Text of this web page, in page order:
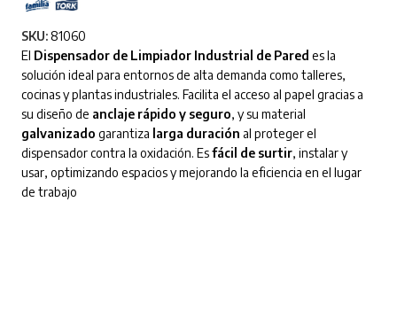
SKU:81060
El Dispensador de Limpiador Industrial de Pared es la
solución ideal para entornos de alta demanda como talleres,
cocinas y plantas industriales. Facilita el acceso al papel gracias a
su diseño de anclaje rápido y seguro, y su material
galvanizado garantiza larga duración al proteger el
dispensador contra la oxidación. Esfácil de surtir, instalar y
usar, optimizando espacios y mejorando la eficiencia en el lugar
de trabajo